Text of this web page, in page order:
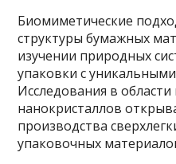
Биомиметические
структуры бумажных
изучении природных
упаковки с
Исследования в
нанокристаллов
производства
упаковочных